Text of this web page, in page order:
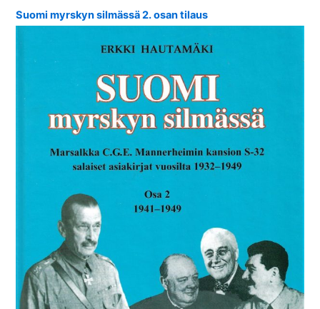
Suomi myrskyn silmässä 2. osan tilaus